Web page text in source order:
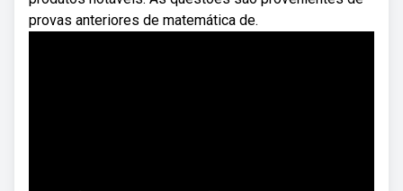
provas anteriores de matemática de.